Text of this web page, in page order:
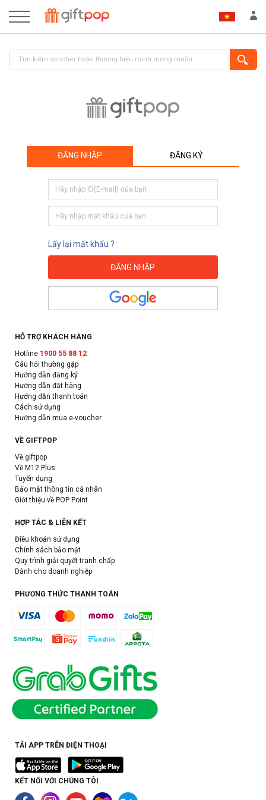
ĐĂNG NHẬP ĐĂNG KÝ
Lấy lại mật khẩu ?
HỖ TRỢ KHÁCH HÀNG
Hotline 1900 55 88 12
Câu hỏi thường gặp
Hướng dẫn đăng ký
Hướng dẫn đặt hàng
Hướng dẫn thanh toán
Cách sử dụng
Hướng dẫn mua e-voucher
VỀ GIFTPOP
Về giftpop
Về M12 Plus
Tuyển dụng
Bảo mật thông tin cá nhân
Giới thiệu về POP Point
HỢP TÁC & LIÊN KẾT
Điều khoản sử dụng
Chính sách bảo mật
Quy trình giải quyết tranh chấp
Dành cho doanh nghiệp
PHƯƠNG THỨC THANH TOÁN
TẢI APP TRÊN ĐIỆN THOẠI
KẾT NỐI VỚI CHÚNG TÔI